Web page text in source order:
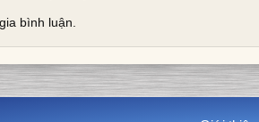
bình luận.